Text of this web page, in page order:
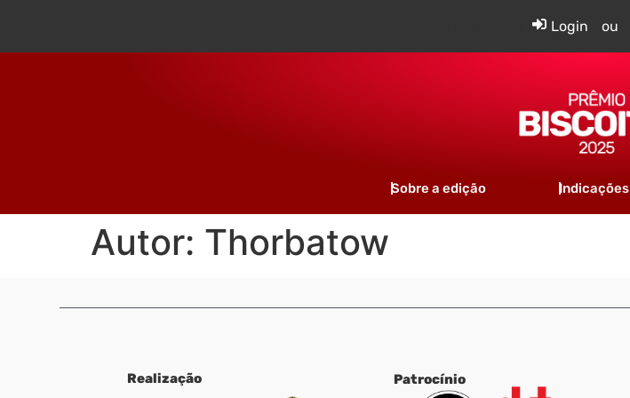
Login ou
Sobre a edição Indicações
Autor: Thorbatow
Realização Patrocínio